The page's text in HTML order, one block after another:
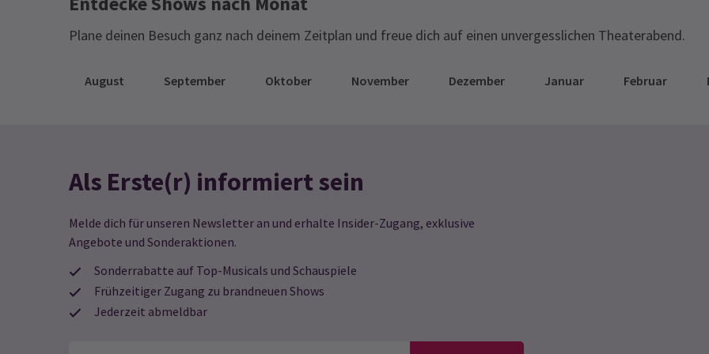
Plane deinen Besuch ganz nach deinem Zeitplan und freue dich auf einen unvergesslichen Theaterabend.
August September Oktober November Dezember Januar Februar
Als Erste(r) informiert sein
Melde dich für unseren Newsletter an und erhalte Insider-Zugang, exklusive
Angebote und Sonderaktionen.
Sonderrabatte auf Top-Musicals und Schauspiele
Frühzeitiger Zugang zu brandneuen Shows
Jederzeit abmeldbar